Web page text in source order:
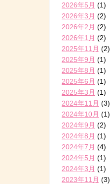
2026年5月 (1)
2026年3月 (2)
2026年2月 (2)
2026年1月 (2)
2025年11月 (2)
2025年9月 (1)
2025年8月 (1)
2025年6月 (1)
2025年3月 (1)
2024年11月 (3)
2024年10月 (1)
2024年9月 (2)
2024年8月 (1)
2024年7月 (4)
2024年5月 (1)
2024年3月 (1)
2023年11月 (3)